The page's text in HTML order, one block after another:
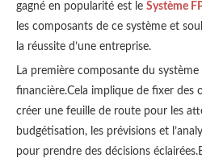
gagné en popularité est le Système
les composants de ce système et
la réussite d’une entreprise.
La première composante du
financière.Cela implique de fixer des
créer une feuille de route pour les
budgétisation, les prévisions et
pour prendre des décisions